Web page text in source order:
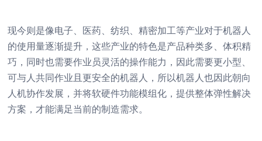
现今则是像电子、医药、纺织、精密加工等产业对于机器人
的使用量逐渐提升，这些产业的特色是产品种类多、体积精
巧，同时也需要作业员灵活的操作能力，因此需要更小型、
可与人共同作业且更安全的机器人，所以机器人也因此朝向
人机协作发展，并将软硬件功能模组化，提供整体弹性解决
方案，才能满足当前的制造需求。